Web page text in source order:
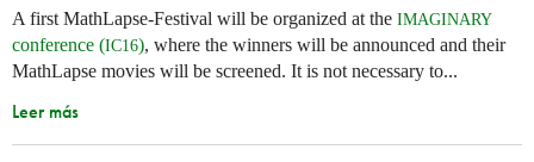
A first MathLapse-Festival will be organized at the IMAGINARY
conference (IC16), where the winners will be announced and their
MathLapse movies will be screened. It is not necessary to...
Leer más